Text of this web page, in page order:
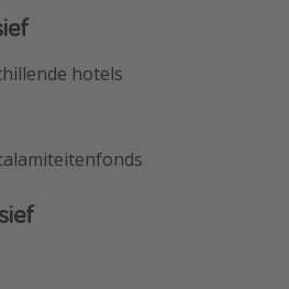
hotels